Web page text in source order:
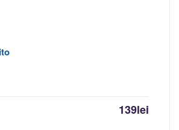
139lei